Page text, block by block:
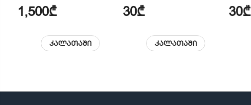
1,500₾
კალათაში
30₾
კალათაში
30₾